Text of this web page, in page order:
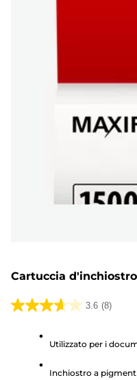
Cartuccia d'inchiostro
3.6 (8)
3.6
stelle.
Utilizzato per i
Inchiostro a